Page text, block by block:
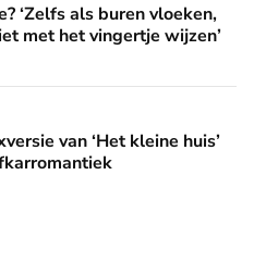
‘Zelfs als buren vloeken,
met het vingertje wijzen’
kleine huis’ biedt fijne
van ‘Het kleine huis’